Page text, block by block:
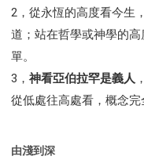
2，從永恆的高度看今生
道；站在哲學或神學的
單。
3， 神看亞伯拉罕是義人
從低處往高處看，概念完
由淺到深